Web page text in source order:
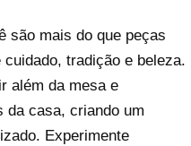
são mais do que peças
tradição e beleza.
além da mesa e
da casa, criando um
Experimente